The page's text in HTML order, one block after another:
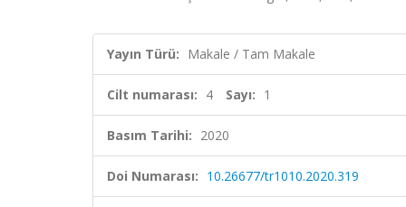
Yayın Türü: Makale / Tam Makale
Cilt numarası: 4 Sayı: 1
Basım Tarihi: 2020
Doi Numarası: 10.26677/tr1010.2020.319